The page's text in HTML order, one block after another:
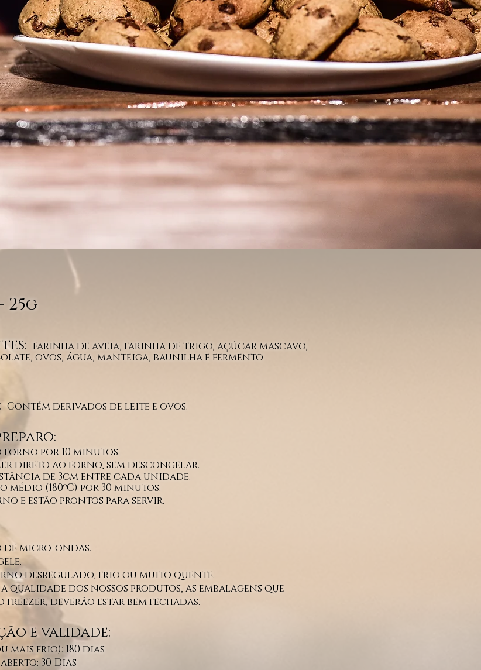
25g
farinha de aveia, farinha de trigo, açúcar mascavo,
ovos, água, manteiga, baunilha e fermento
Contém derivados de leite e ovos.
forno por 10 minutos.
direto ao forno, sem descongelar.
de 3cm entre cada unidade.
médio (180ºC) por 30 minutos.
e estão prontos para servir.
micro-ondas.
desregulado, frio ou muito quente.
qualidade dos nossos produtos, as embalagens que
freezer,deverão estar bem fechadas.
e validade:
mais frio): 180 dias
30 Dias